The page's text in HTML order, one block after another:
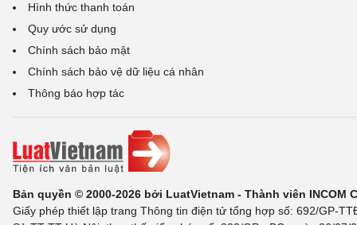
Hình thức thanh toán
Quy ước sử dụng
Chính sách bảo mật
Chính sách bảo vệ dữ liệu cá nhân
Thông báo hợp tác
Bản quyền © 2000-2026 bởi LuatVietnam - Thành viên INCOM
Giấy phép thiết lập trang Thông tin điện tử tổng hợp số: 692/GP-